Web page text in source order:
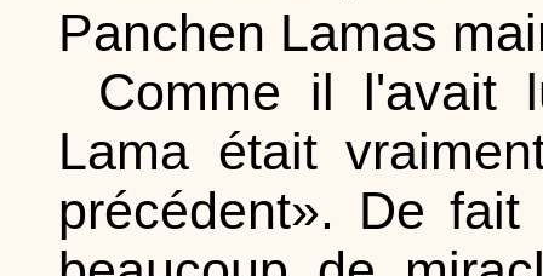
Panchen Lamas
Comme il l'avait
Lama était
précédent». De